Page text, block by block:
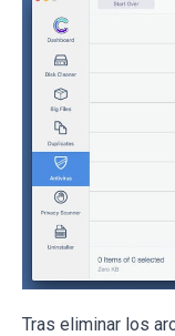
Tras eliminar los